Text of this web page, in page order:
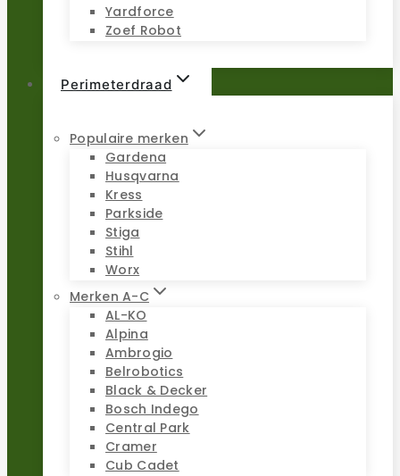
Yardforce
Zoef Robot
Perimeterdraad
Populaire merken
Gardena
Husqvarna
Kress
Parkside
Stiga
Stihl
Worx
Merken A-C
AL-KO
Alpina
Ambrogio
Belrobotics
Black & Decker
Bosch Indego
Central Park
Cramer
Cub Cadet